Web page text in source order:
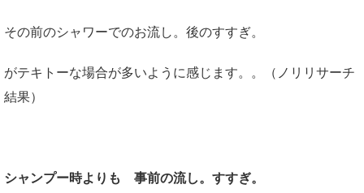
その前のシャワーでのお流し。後のすすぎ。
がテキトーな場合が多いように感じます。。（ノリリサーチ
結果）
シャンプー時よりも 事前の流し。すすぎ。